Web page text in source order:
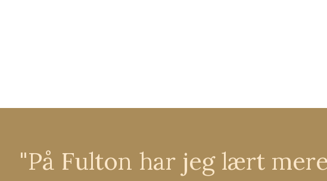
"På Fulton har jeg lært